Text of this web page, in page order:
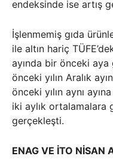
endeksinde ise artış
İşlenmemiş gıda
ile altın hariç
ayında bir önceki
önceki yılın Aralık
önceki yılın aynı
iki aylık ortalamalara
gerçekleşti.
ENAG VE İTO NİSAN